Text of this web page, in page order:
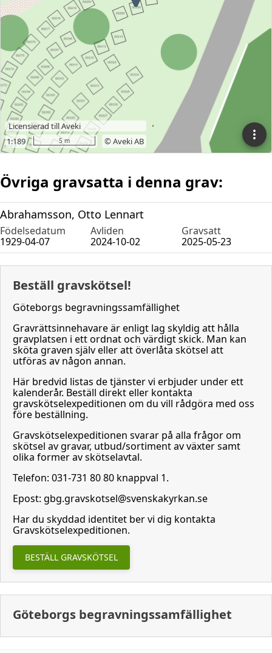
Övriga gravsatta i denna grav:
Abrahamsson, Otto Lennart
Födelsedatum Avliden
Gravsatt
1929-04-07
2024-10-02 2025-05-23
Beställ gravskötsel!
Göteborgs begravningssamfällighet
Gravrättsinnehavare är enligt lag skyldig att hålla
gravplatsen i ett ordnat och värdigt skick. Man kan
sköta graven själv eller att överlåta skötsel att
utföras av någon annan.
Här bredvid listas de tjänster vi erbjuder under ett
kalenderår. Beställ direkt eller kontakta
gravskötselexpeditionen om du vill rådgöra med oss
före beställning.
Gravskötselexpeditionen svarar på alla frågor om
skötsel av gravar, utbud/sortiment av växter samt
olika former av skötselavtal.
Telefon: 031-731 80 80 knappval 1.
Epost: gbg.gravskotsel@svenskakyrkan.se
Har du skyddad identitet ber vi dig kontakta
Gravskötselexpeditionen.
BESTÄLL GRAVSKÖTSEL
Göteborgs begravningssamfällighet